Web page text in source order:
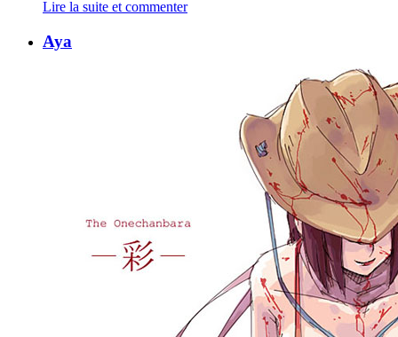
Lire la suite et commenter
Aya